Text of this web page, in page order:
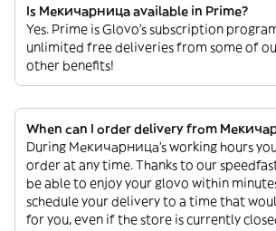
Is Мекичарница available in Prime?
Yes. Prime is Glovo’s subscription
unlimited free deliveries from some of
other benefits!
When can I order delivery from
During Мекичарница’s working hours
order at any time. Thanks to our
be able to enjoy your glovo within
schedule your delivery to a time that
for you, even if the store is currently